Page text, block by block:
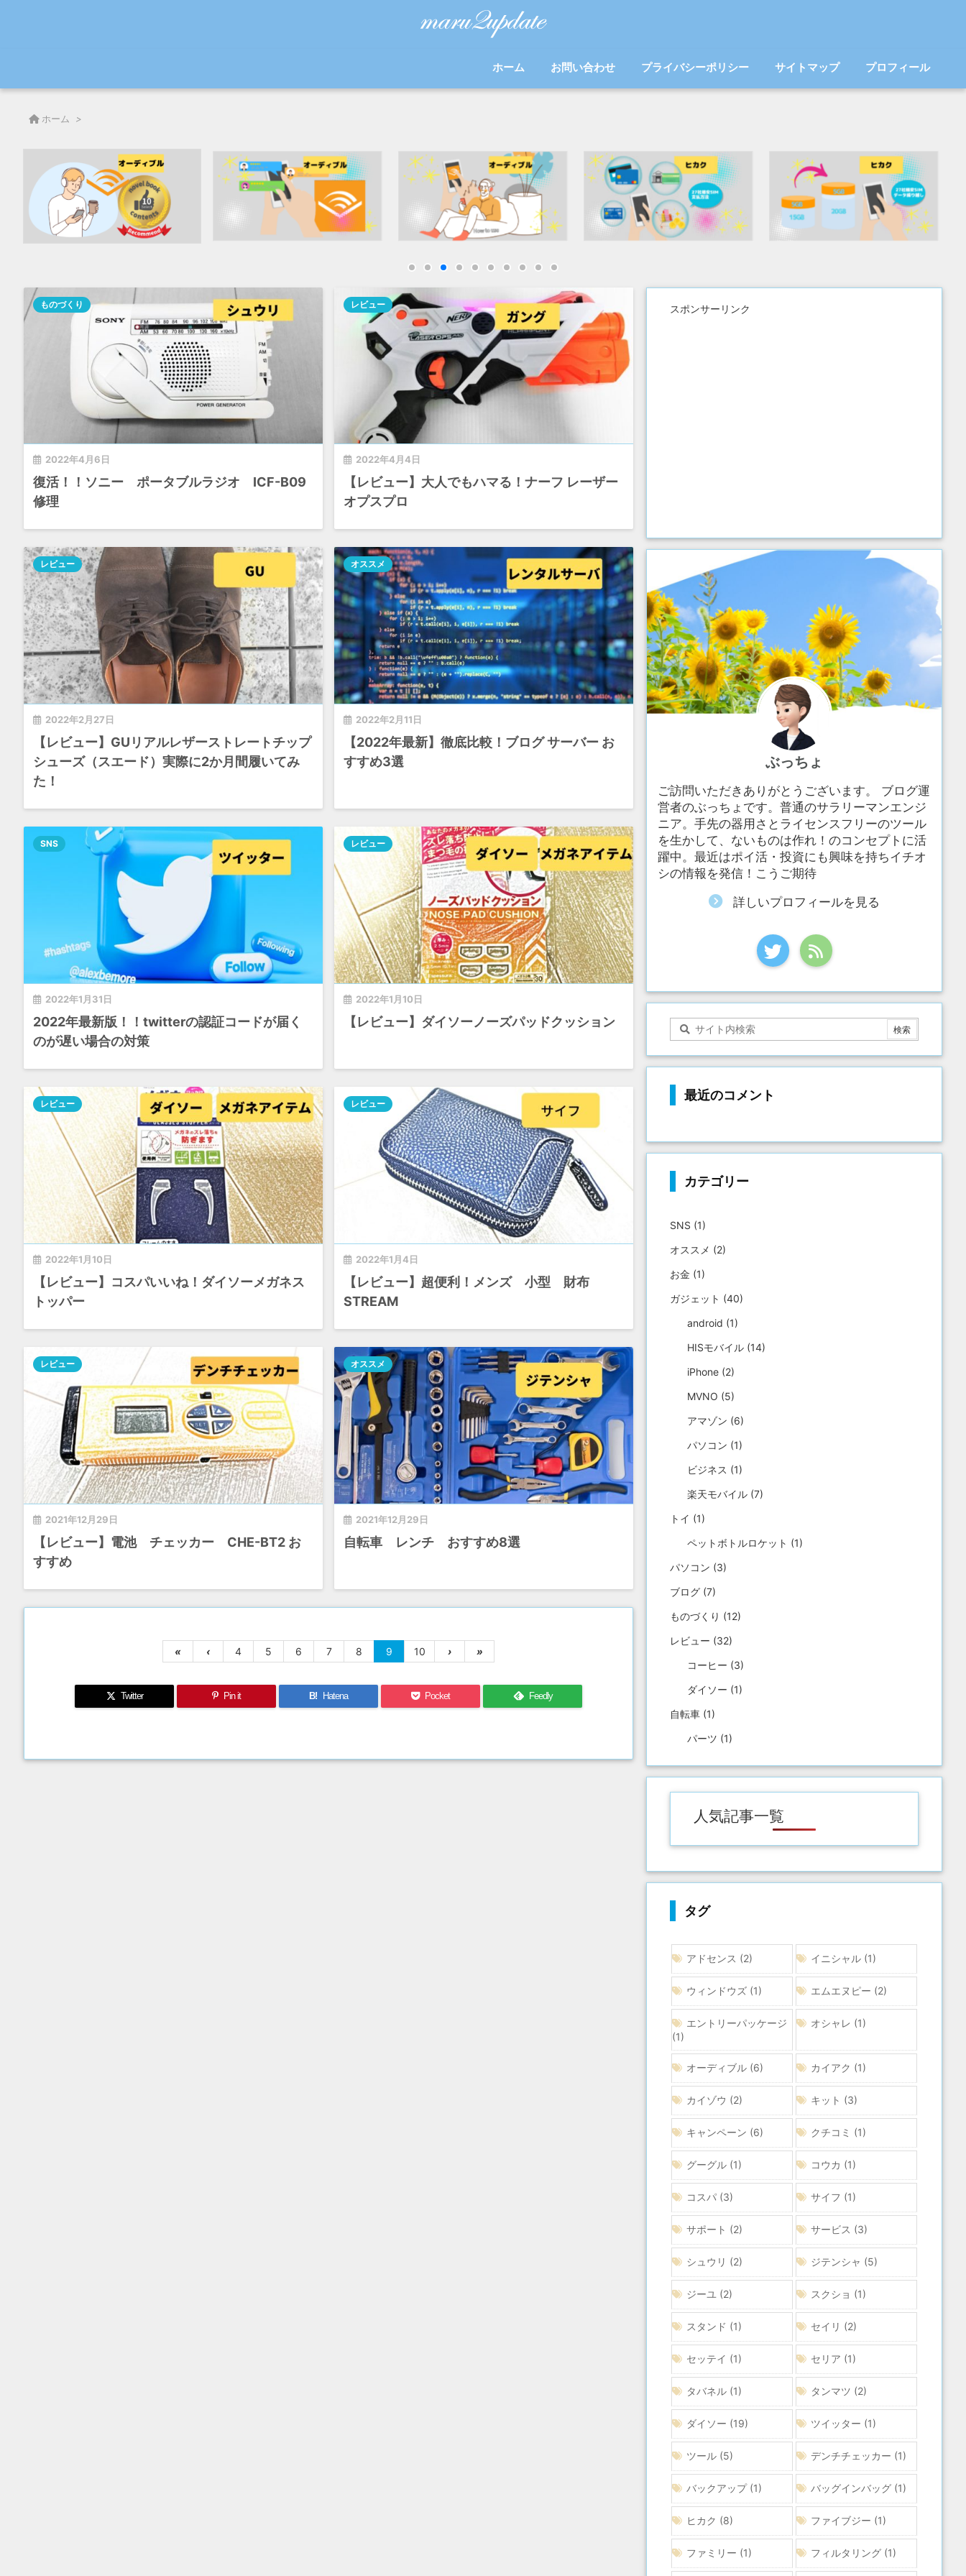
ホーム お問い合わせ プライバシーポリシー サイトマップ プロフィール
ホーム >
2022年4月6日
ものづくり
復活！！ソニー ポータブルラジオ ICF-B09
修理
2022年4月4日
レビュー
【レビュー】大人でもハマる！ナーフ レーザー
オプスプロ
2022年2月27日
レビュー
【レビュー】GUリアルレザーストレートチップ
シューズ（スエード）実際に2か月間履いてみ
た！
2022年2月11日
オススメ
【2022年最新】徹底比較！ブログ サーバー お
すすめ3選
2022年1月31日
SNS
2022年最新版！！twitterの認証コードが届く
のが遅い場合の対策
2022年1月10日
レビュー
【レビュー】ダイソーノーズパッドクッション
2022年1月10日
レビュー
【レビュー】コスパいいね！ダイソーメガネス
トッパー
2022年1月4日
レビュー
【レビュー】超便利！メンズ 小型 財布
STREAM
2021年12月29日
レビュー
【レビュー】電池 チェッカー CHE-BT2 お
すすめ
2021年12月29日
オススメ
自転車 レンチ おすすめ8選
« ‹ 4 5 6 7 8 9 10 › »
Twitter Pin it B! Hatena Pocket Feedly
スポンサーリンク
ぶっちょ
ご訪問いただきありがとうございます。 ブログ運
営者のぶっちょです。普通のサラリーマンエンジ
ニア。手先の器用さとライセンスフリーのツール
を生かして、ないものは作れ！のコンセプトに活
躍中。最近はポイ活・投資にも興味を持ちイチオ
シの情報を発信！こうご期待
詳しいプロフィールを見る
最近のコメント
カテゴリー
SNS (1)
オススメ (2)
お金 (1)
ガジェット (40)
android (1)
HISモバイル (14)
iPhone (2)
MVNO (5)
アマゾン (6)
パソコン (1)
ビジネス (1)
楽天モバイル (7)
トイ (1)
ペットボトルロケット (1)
パソコン (3)
ブログ (7)
ものづくり (12)
レビュー (32)
コーヒー (3)
ダイソー (1)
自転車 (1)
パーツ (1)
人気記事一覧
タグ
アドセンス (2) イニシャル (1)
ウィンドウズ (1) エムエヌピー (2)
エントリーパッケージ
(1)
オシャレ (1)
オーディブル (6) カイアク (1)
カイゾウ (2) キット (3)
キャンペーン (6) クチコミ (1)
グーグル (1) コウカ (1)
コスパ (3) サイフ (1)
サポート (2) サービス (3)
シュウリ (2) ジテンシャ (5)
ジーユ (2) スクショ (1)
スタンド (1) セイリ (2)
セッテイ (1) セリア (1)
タバネル (1) タンマツ (2)
ダイソー (19) ツイッター (1)
ツール (5) デンチチェッカー (1)
バックアップ(1) バッグインバッグ (1)
ヒカク (8) ファイブジー (1)
ファミリー (1) フィルタリング (1)